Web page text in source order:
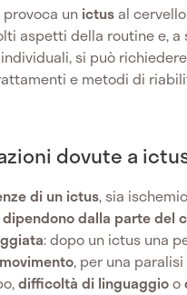
un ictus al
aspetti della routine e, a
si può
e metodi di
dovute a
di un ictus, sia
dipendono dalla parte del
: dopo un ictus una
, per una
difficoltà di linguaggioo